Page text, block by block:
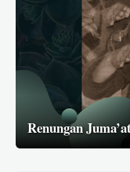
Renungan